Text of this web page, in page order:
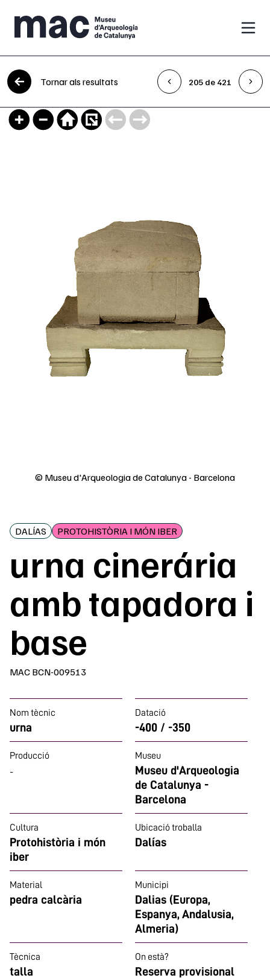
Vés al contingut
Tornar als resultats 205 de 421
© Museu d'Arqueologia de Catalunya - Barcelona
DALÍAS PROTOHISTÒRIA I MÓN IBER
urna cinerária
amb tapadora i
base
MAC BCN-009513
Nom tècnic
urna
Datació
-400 / -350
Producció
-
Museu
Museu d'Arqueologia
de Catalunya -
Barcelona
Cultura
Protohistòria i món
iber
Ubicació troballa
Dalías
Material
pedra calcària
Municipi
Dalias (Europa,
Espanya, Andalusia,
Almeria)
Tècnica
talla
On està?
Reserva provisional